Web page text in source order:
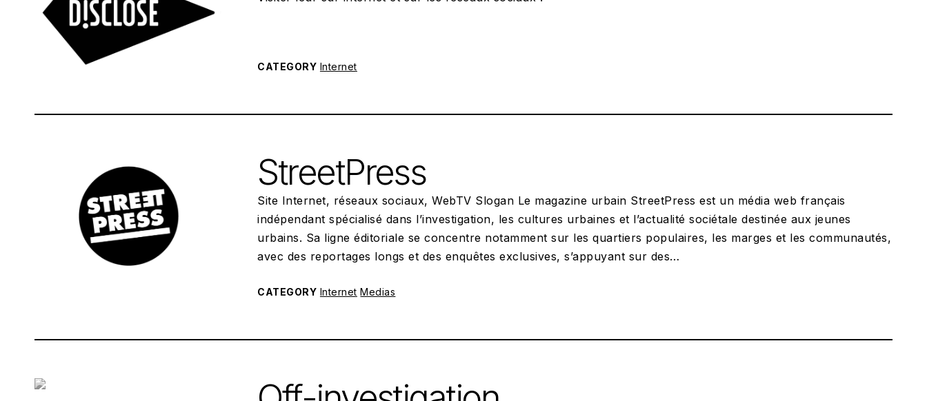
CATEGORY Internet
StreetPress
Site Internet, réseaux sociaux, WebTV Slogan Le magazine urbain StreetPress est un média web français
indépendant spécialisé dans l’investigation, les cultures urbaines et l’actualité sociétale destinée aux jeunes
urbains. Sa ligne éditoriale se concentre notamment sur les quartiers populaires, les marges et les communautés,
avec des reportages longs et des enquêtes exclusives, s’appuyant sur des…
CATEGORY Internet Medias